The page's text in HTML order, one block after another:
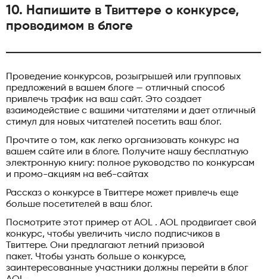
10. Напишите в Твиттере о конкурсе,
проводимом в блоге
Проведение конкурсов, розыгрышей или групповых
предложений в вашем блоге — отличный способ
привлечь трафик на ваш сайт. Это создает
взаимодействие с вашими читателями и дает отличный
стимул для новых читателей посетить ваш блог.
Прочтите о том, как легко организовать конкурс на
вашем сайте или в блоге. Получите нашу бесплатную
электронную книгу: полное руководство по конкурсам
и промо-акциям на веб-сайтах
Рассказ о конкурсе в Твиттере может привлечь еще
больше посетителей в ваш блог.
Посмотрите этот пример от AOL . AOL продвигает свой
конкурс, чтобы увеличить число подписчиков в
Твиттере. Они предлагают летний призовой
пакет. Чтобы узнать больше о конкурсе,
заинтересованные участники должны перейти в блог